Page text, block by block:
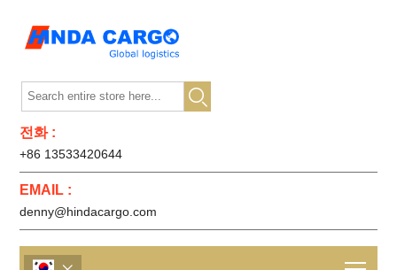

전화 :
+86 13533420644
EMAIL :
denny@hindacargo.com